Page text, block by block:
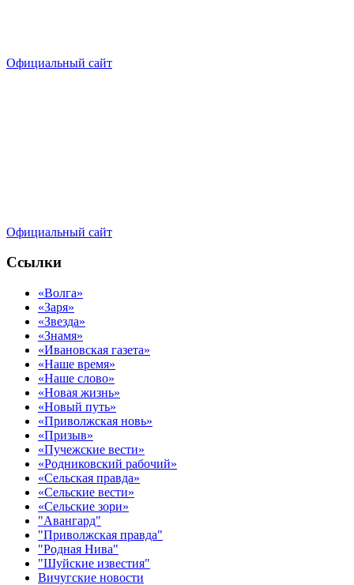
Официальный сайт
Официальный сайт
Ссылки
«Волга»
«Заря»
«Звезда»
«Знамя»
«Ивановская газета»
«Наше время»
«Наше слово»
«Новая жизнь»
«Новый путь»
«Приволжская новь»
«Призыв»
«Пучежские вести»
«Родниковский рабочий»
«Сельская правда»
«Сельские вести»
«Сельские зори»
"Авангард"
"Приволжская правда"
"Родная Нива"
"Шуйские известия"
Вичугские новости